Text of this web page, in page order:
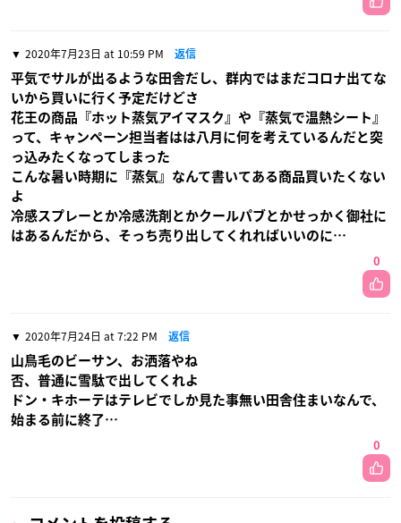
2020年7月23日 at 10:59 PM 返信
平気でサルが出るような田舎だし、群内ではまだコロナ出てな
いから買いに行く予定だけどさ
花王の商品『ホット蒸気アイマスク』や『蒸気で温熱シート』
って、キャンペーン担当者はは八月に何を考えているんだと突
っ込みたくなってしまった
こんな暑い時期に『蒸気』なんて書いてある商品買いたくない
よ
冷感スプレーとか冷感洗剤とかクールパブとかせっかく御社に
はあるんだから、そっち売り出してくれればいいのに…
0
2020年7月24日 at 7:22 PM 返信
山鳥毛のビーサン、お洒落やね
否、普通に雪駄で出してくれよ
ドン・キホーテはテレビでしか見た事無い田舎住まいなんで、
始まる前に終了…
0